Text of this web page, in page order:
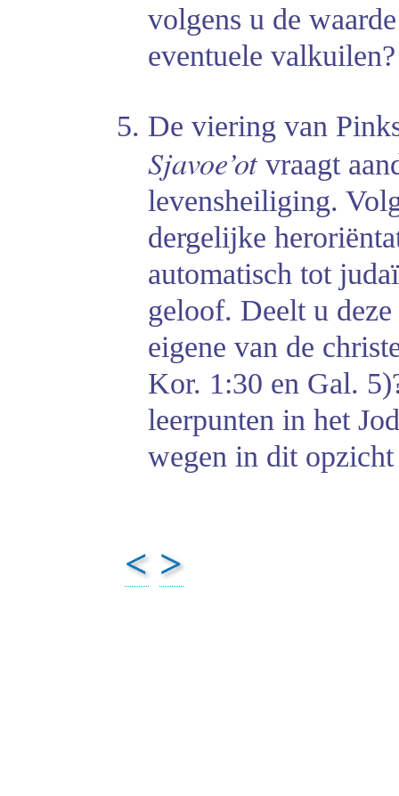
volgens u de
eventuele valkuilen?
De viering van
Sjavoe’ot vraagt
levensheiliging.
dergelijke
automatisch tot
geloof. Deelt u
eigene van de
Kor. 1:30 en Gal.
leerpunten in het
wegen in dit opzicht
< >